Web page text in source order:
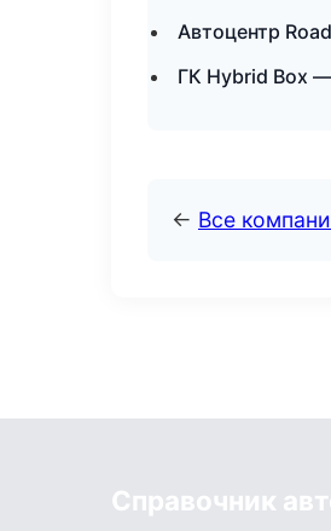
Автоцентр
ГК Hybrid Box
← Все
Справочник